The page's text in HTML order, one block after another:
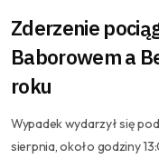
Zderzenie
Baborowem a
roku
Wypadek wydarzył się
sierpnia, około godziny